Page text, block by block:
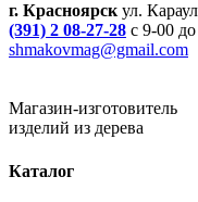
г. Красноярскул.
(391) 2 08-27-28 с 9-00
shmakovmag@gmail.com
Магазин-изготовитель
изделий из дерева
Каталог